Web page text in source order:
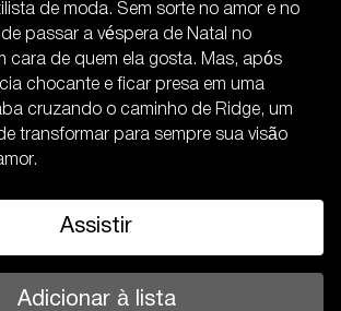
de moda. Sem sorte no amor e no
passar a véspera de Natal no
cara de quem ela gosta. Mas, após
chocante e ficar presa em uma
cruzando o caminho de Ridge, um
transformar para sempre sua visão
Assistir
Adicionar à lista